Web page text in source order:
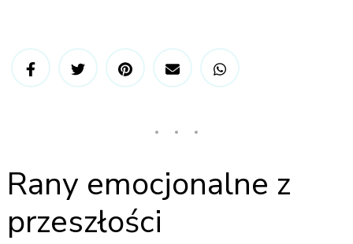
Rany emocjonalne z
przeszłości